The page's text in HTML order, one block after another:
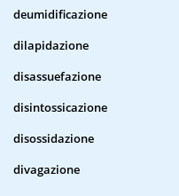
deumidificazione
dilapidazione
disassuefazione
disintossicazione
disossidazione
divagazione